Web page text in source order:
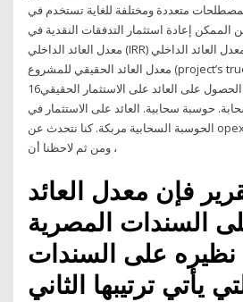
متعددة ومختلفة للغاية تستخدم في
الممكن إعادة استثمار التدفقات النقدية في
معدل العائد الداخلي (IRR) فلن يمثل معدل العائد الداخلي (IRR) المحسوب
معدل العائد الحقيقي للمشروع (project’s true rate of return).
16‏‏/8‏‏/1441 بعد الهجرة كيفية الحصول على العائد على الاستثمار الحقيقي
حوسبة سحابية. العائد على الاستثمار في
الحوسبة السحابية مربكة. كنا نتحدث عن opex مقابل capex منذ سنوات
، ومن ثم لاحظنا أن
فإن معدل العائد
السندات المصرية
على السندات
يأتي ترتيبها الثاني